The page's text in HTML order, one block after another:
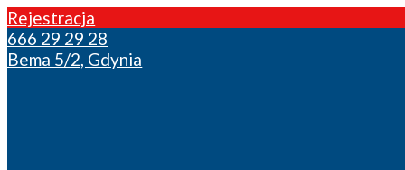
Rejestracja
666 29 29 28
Bema 5/2, Gdynia